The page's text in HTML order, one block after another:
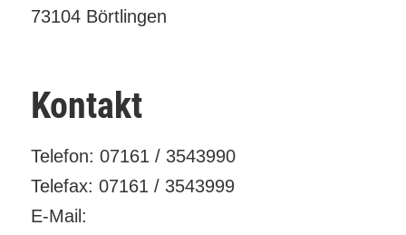
73104 Börtlingen
Kontakt
Telefon: 07161 / 3543990
Telefax: 07161 / 3543999
E-Mail: